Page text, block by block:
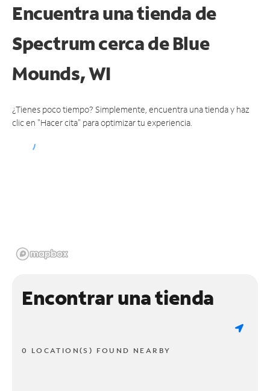
Encuentra una tienda de
Spectrumcerca de Blue
Mounds, WI
¿Tienes poco tiempo? Simplemente, encuentra una tienda y haz
clic en "Hacer cita" para optimizar tu experiencia.
Encontrar una tienda
0 LOCATION(S) FOUND NEARBY